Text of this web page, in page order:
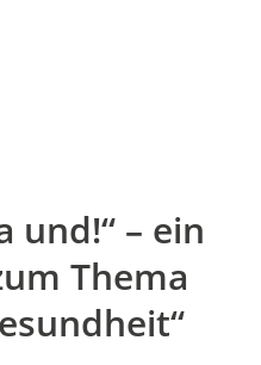
und!“ – ein
Thema